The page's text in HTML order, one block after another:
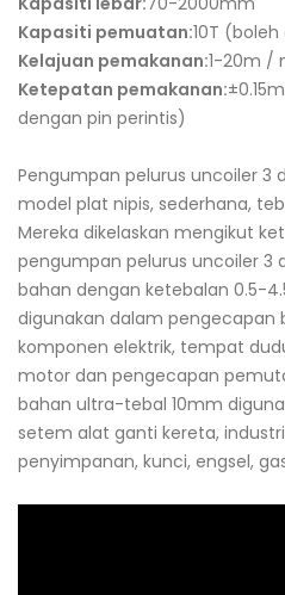
Kapasiti pemuatan:10T
Kelajuan pemakanan:1-20m /
Ketepatan pemakanan:
dengan pin perintis)
Pengumpan pelurus uncoiler 3
model plat nipis, sederhana,
Mereka dikelaskan mengikut
pengumpan pelurus uncoiler 3
bahan dengan ketebalan 0.5-
digunakan dalam
komponen elektrik, tempat
motor dan pengecapan
bahan ultra-tebal 10mm
setem alat ganti kereta,
penyimpanan, kunci, engsel,